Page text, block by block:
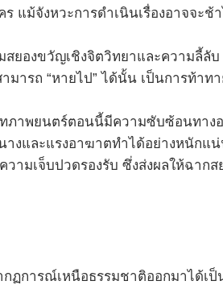
ม้จังหวะการดำเนินเรื่องอาจจะช้
ยองขวัญเชิงจิตวิทยาและความลี้ลั
ารถ “หายไป” ได้นั้น เป็นการท้าท
ภาพยนตร์ตอนนี้มีความซับซ้อนทาง
งและแรงอาฆาตทำได้อย่างหนักแ
ามเจ็บปวดรองรับ ซึ่งส่งผลให้ฉา
การณ์เหนือธรรมชาติออกมาได้เป็